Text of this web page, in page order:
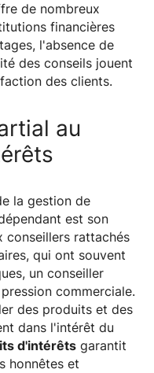
de nombreux
financières
l'absence de
des conseils jouent
des clients.
au
la gestion de
est son
conseillers rattachés
qui ont souvent
un conseiller
commerciale.
des produits et des
dans l'intérêt du
d'intérêtsgarantit
honnêtes et